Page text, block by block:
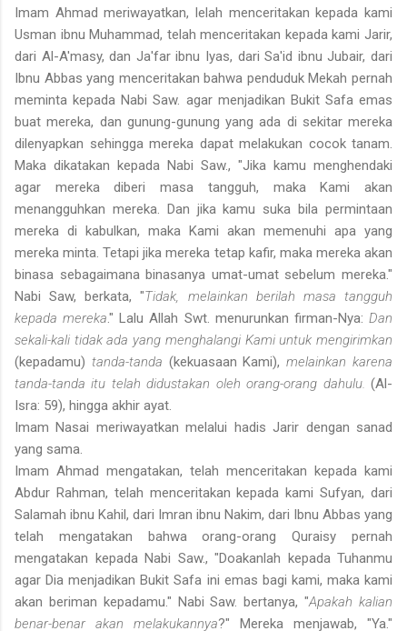
Imam Ahmad meriwayatkan, lelah menceritakan kepada kami
Usman ibnu Muhammad, telah menceritakan kepada kami Jarir,
dari Al-A'masy, dan Ja'far ibnu Iyas, dari Sa'id ibnu Jubair, dari
Ibnu Abbas yang menceritakan bahwa penduduk Mekah pernah
meminta kepada Nabi Saw. agar menjadikan Bukit Safa emas
buat mereka, dan gunung-gunung yang ada di sekitar mereka
dilenyapkan sehingga mereka dapat melakukan cocok tanam.
Maka dikatakan kepada Nabi Saw., "Jika kamu menghendaki
agar mereka diberi masa tangguh, maka Kami akan
menangguhkan mereka. Dan jika kamu suka bila permintaan
mereka di kabulkan, maka Kami akan memenuhi apa yang
mereka minta. Tetapi jika mereka tetap kafir, maka mereka akan
binasa sebagaimana binasanya umat-umat sebelum mereka."
Nabi Saw, berkata, "Tidak, melainkan berilah masa tangguh
kepada mereka." Lalu Allah Swt. menurunkan firman-Nya:Dan
sekali-kali tidak ada yang menghalangi Kami untuk mengirimkan
(kepadamu) tanda-tanda (kekuasaan Kami),melainkan karena
tanda-tanda itu telah didustakan oleh orang-orang dahulu. (Al-
Isra: 59), hingga akhir ayat.
Imam Nasai meriwayatkan melalui hadis Jarir dengan sanad
yang sama.
Imam Ahmad mengatakan, telah menceritakan kepada kami
Abdur Rahman, telah menceritakan kepada kami Sufyan, dari
Salamah ibnu Kahil, dari Imran ibnu Nakim, dari Ibnu Abbas yang
telah mengatakan bahwa orang-orang Quraisy pernah
mengatakan kepada Nabi Saw., "Doakanlah kepada Tuhanmu
agar Dia menjadikan Bukit Safa ini emas bagi kami, maka kami
akan beriman kepadamu." Nabi Saw. bertanya, "Apakah kalian
benar-benar akan melakukannya?" Mereka menjawab, "Ya."